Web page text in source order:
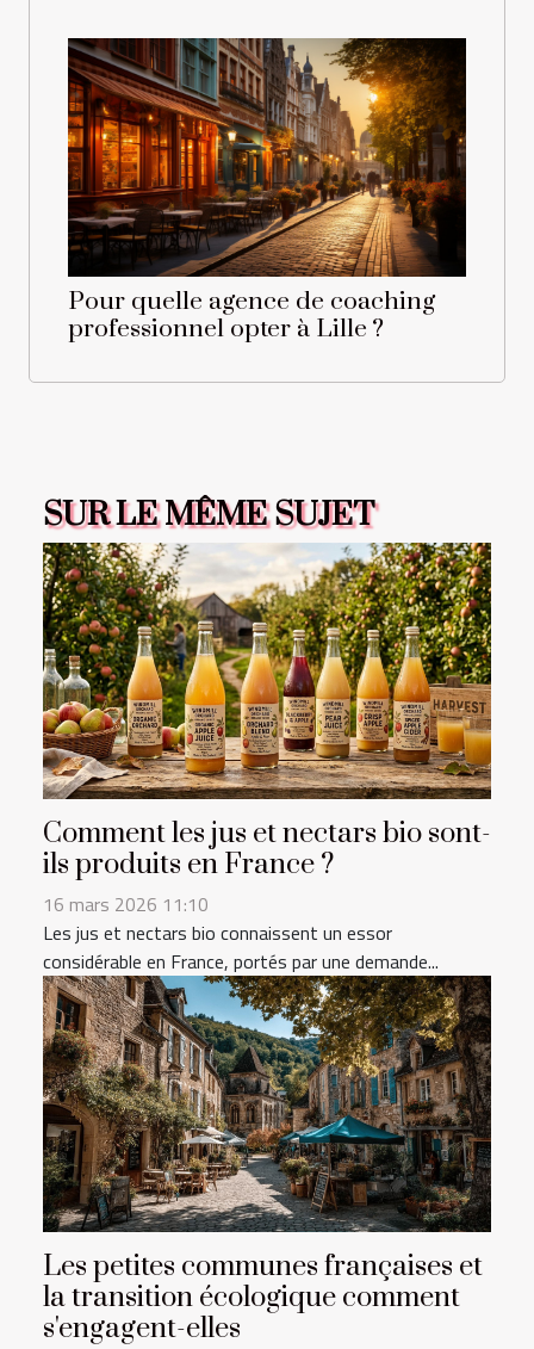
Pour quelle agence de coaching
professionnel opter à Lille ?
SUR LE MÊME SUJET
Comment les jus et nectars bio sont-
ils produits en France ?
16 mars 2026 11:10
Les jus et nectars bio connaissent un essor
considérable en France, portés par une demande...
Les petites communes françaises et
la transition écologique comment
s'engagent-elles